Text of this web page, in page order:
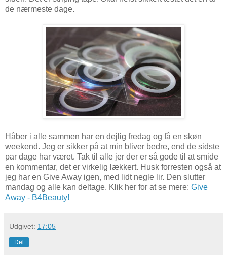
de nærmeste dage.
Håber i alle sammen har en dejlig fredag og få en skøn
weekend. Jeg er sikker på at min bliver bedre, end de sidste
par dage har været. Tak til alle jer der er så gode til at smide
en kommentar, det er virkelig lækkert. Husk forresten også at
jeg har en Give Away igen, med lidt negle lir. Den slutter
mandag og alle kan deltage. Klik her for at se mere: Give
Away - B4Beauty!
Udgivet: 17:05
Del